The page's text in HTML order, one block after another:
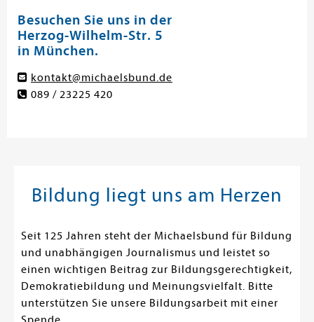
Besuchen Sie uns in der
Herzog-Wilhelm-Str. 5
in München.
kontakt@michaelsbund.de
089 / 23225 420
Bildung liegt uns am Herzen
Seit 125 Jahren steht der Michaelsbund für Bildung
und unabhängigen Journalismus und leistet so
einen wichtigen Beitrag zur Bildungsgerechtigkeit,
Demokratiebildung und Meinungsvielfalt. Bitte
unterstützen Sie unsere Bildungsarbeit mit einer